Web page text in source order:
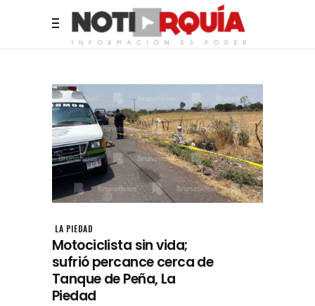
LA PIEDAD
Motociclista sin vida;
sufrió percance cerca de
Tanque de Peña, La
Piedad